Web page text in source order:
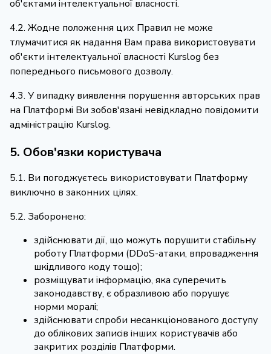
об'єктами інтелектуальної власності.
4.2. Жодне положення цих Правил не може
тлумачитися як надання Вам права використовувати
об'єкти інтелектуальної власності Kurslog без
попереднього письмового дозволу.
4.3. У випадку виявлення порушення авторських прав
на Платформі Ви зобов'язані невідкладно повідомити
адміністрацію Kurslog.
5. Обов'язки користувача
5.1. Ви погоджуєтесь використовувати Платформу
виключно в законних цілях.
5.2. Заборонено:
здійснювати дії, що можуть порушити стабільну
роботу Платформи (DDoS-атаки, впровадження
шкідливого коду тощо);
розміщувати інформацію, яка суперечить
законодавству, є образливою або порушує
норми моралі;
здійснювати спроби несанкціонованого доступу
до облікових записів інших користувачів або
закритих розділів Платформи.